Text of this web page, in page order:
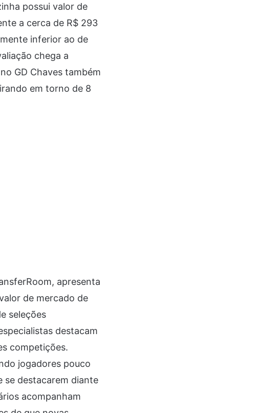
possui valor de
a cerca de R$ 293
inferior ao de
chega a
GD Chaves também
em torno de 8
apresenta
de mercado de
seleções
destacam
competições.
jogadores pouco
se destacarem diante
acompanham